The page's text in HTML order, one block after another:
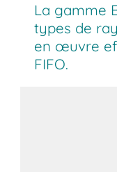
La gamme
types de
en œuvre
FIFO.